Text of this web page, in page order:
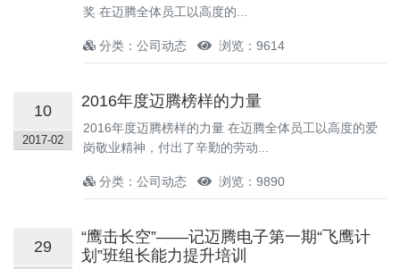
奖 在迈腾全体员工以高度的...
分类：公司动态 浏览：9614
10
2017-02
2016年度迈腾榜样的力量
2016年度迈腾榜样的力量 在迈腾全体员工以高度的爱
岗敬业精神，付出了辛勤的劳动...
分类：公司动态 浏览：9890
29
“鹰击长空”——记迈腾电子第一期“飞鹰计
划”班组长能力提升培训